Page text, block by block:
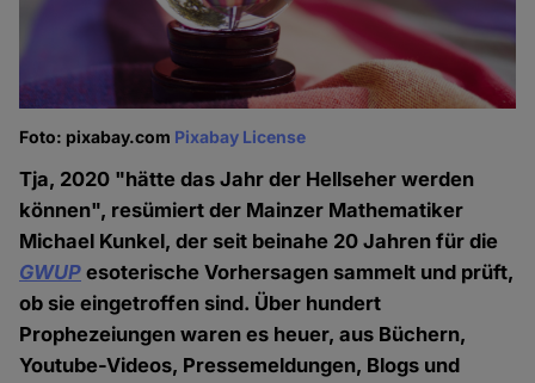
Foto: pixabay.com Pixabay License
Tja, 2020 "hätte das Jahr der Hellseher werden
können", resümiert der Mainzer Mathematiker
Michael Kunkel, der seit beinahe 20 Jahren für die
GWUP esoterische Vorhersagen sammelt und prüft,
ob sie eingetroffen sind. Über hundert
Prophezeiungen waren es heuer, aus Büchern,
Youtube-Videos, Pressemeldungen, Blogs und